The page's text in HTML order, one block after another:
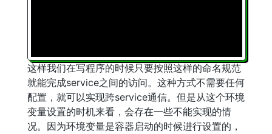
这样我们在写程序的时候只要按照这样的命名规范
就能完成service之间的访问。这种方式不需要任何
配置，就可以实现跨service通信。但是从这个环境
变量设置的时机来看，会存在一些不能实现的情
况。因为环境变量是容器启动的时候进行设置的，